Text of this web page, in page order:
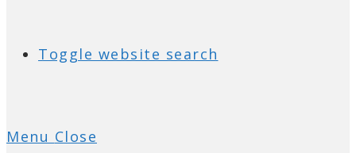
Toggle website search
Menu Close